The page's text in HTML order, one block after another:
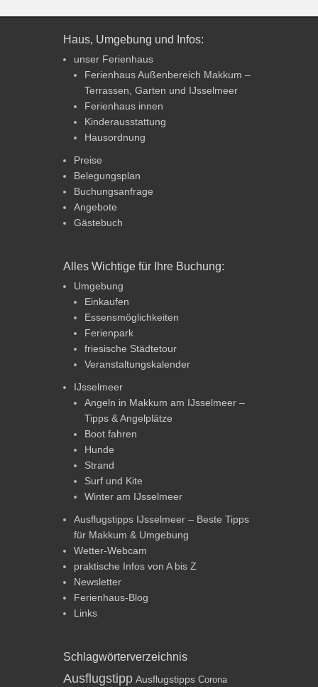
Haus, Umgebung und Infos:
unser Ferienhaus
Ferienhaus Außenbereich Makkum –
Terrassen, Garten und IJsselmeer
Ferienhaus innen
Kinderausstattung
Hausordnung
Preise
Belegungsplan
Buchungsanfrage
Angebote
Gästebuch
Alles Wichtige für Ihre Buchung:
Umgebung
Einkaufen
Essensmöglichkeiten
Ferienpark
friesische Städtetour
Veranstaltungskalender
IJsselmeer
Angeln in Makkum am IJsselmeer –
Tipps & Angelplätze
Boot fahren
Hunde
Strand
Surf und Kite
Winter am IJsselmeer
Ausflugstipps IJsselmeer – Beste Tipps
für Makkum & Umgebung
Wetter-Webcam
praktische Infos von A bis Z
Newsletter
Ferienhaus-Blog
Links
Schlagwörterverzeichnis
Ausflugstipp Ausflugstipps Corona